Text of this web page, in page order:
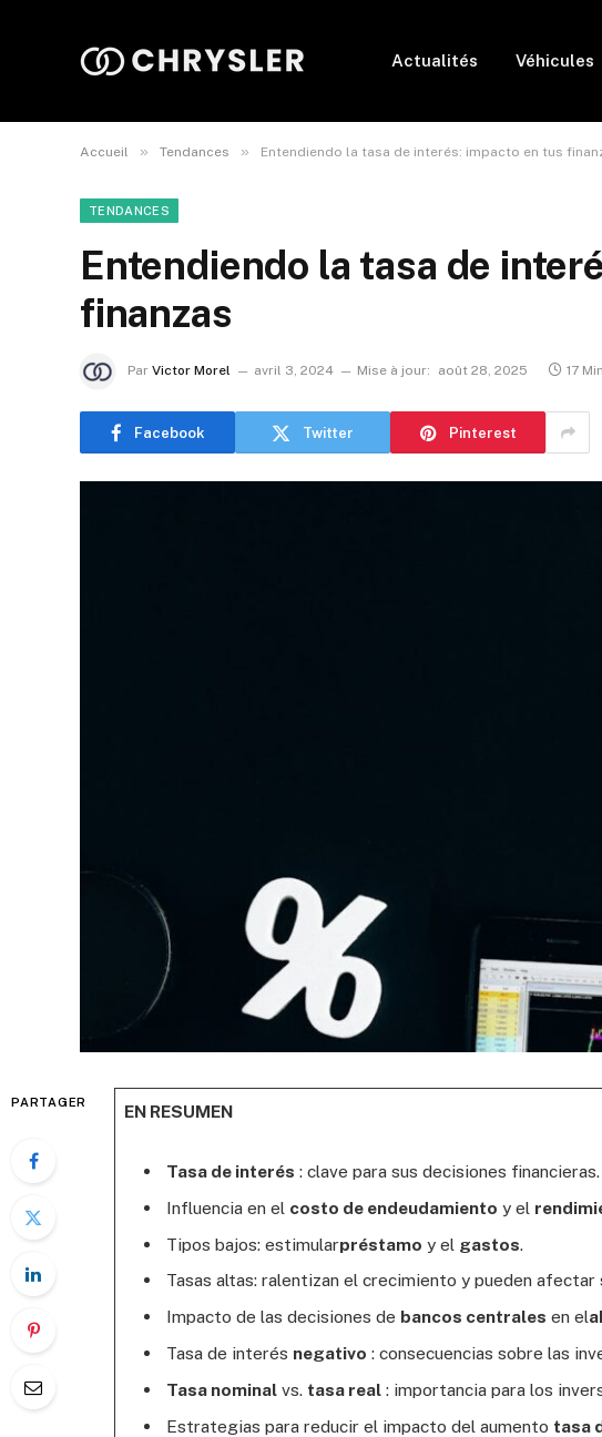
Actualités Véhicules
Accueil » Tendances » Entendiendo la tasa de interés: impacto en tus
TENDANCES
Entendiendo la tasa de
finanzas
Par Victor Morel avril 3, 2024 Mise à jour: août 28, 2025 17 Min
Facebook Twitter Pinterest
PARTAGER EN RESUMEN
Tasa de interés : clave para sus decisiones financieras.
Influencia en el costo de endeudamiento y el
Tipos bajos: estimularpréstamo y el gastos
Tasas altas: ralentizan el crecimiento y pueden afectar
Impacto de las decisiones de bancos centrales en el
Tasa de interés negativo : consecuencias sobre las
Tasa nominalvs. tasa real: importancia para los
Estrategias para reducir el impacto del aumento tasa